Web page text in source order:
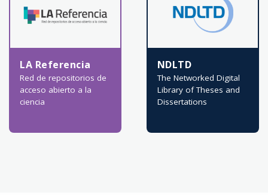
LA Referencia
Red de repositorios de
acceso abierto a la
ciencia
NDLTD
The Networked Digital
Library of Theses and
Dissertations